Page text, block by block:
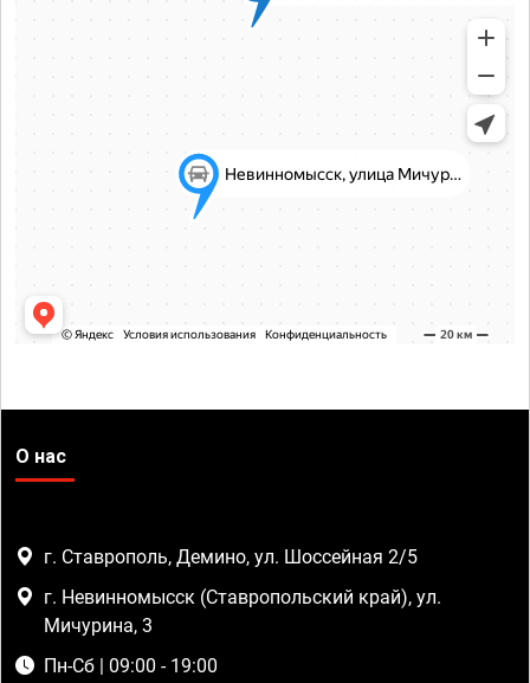
О нас
г. Ставрополь, Демино, ул. Шоссейная 2/5
г. Невинномысск (Ставропольский край), ул.
Мичурина, 3
Пн-Сб | 09:00 - 19:00